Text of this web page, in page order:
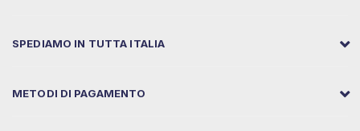
SPEDIAMO IN TUTTA ITALIA
METODI DI PAGAMENTO